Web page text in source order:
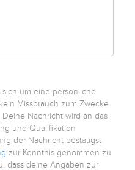
sich um eine persönliche
Missbrauch zum Zwecke
Nachricht wird an das
und Qualifikation
der Nachricht bestätigst
zur Kenntnis genommen zu
dass deine Angaben zur